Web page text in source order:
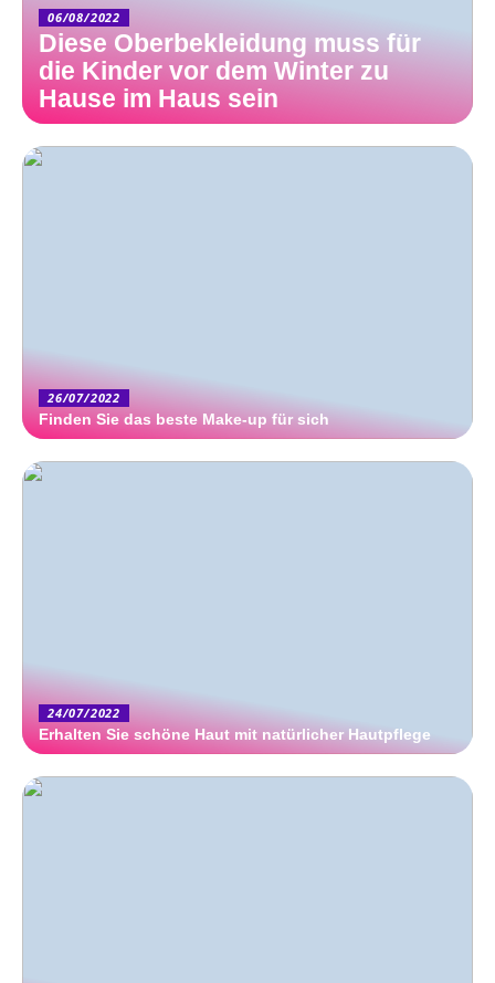
06/08/2022
Diese Oberbekleidung muss für
die Kinder vor dem Winter zu
Hause im Haus sein
26/07/2022
Finden Sie das beste Make-up für sich
24/07/2022
Erhalten Sie schöne Haut mit natürlicher Hautpflege